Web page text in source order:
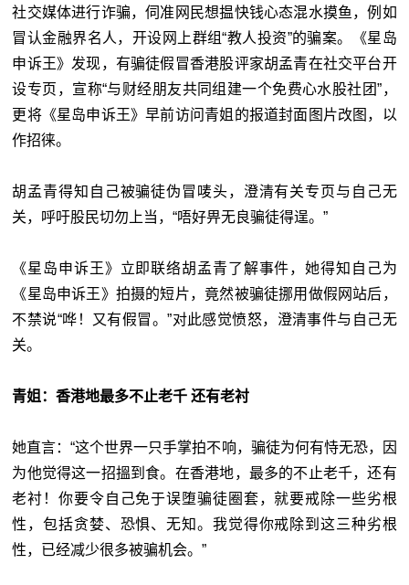
社交媒体进行诈骗，伺准网民想揾快钱心态混水摸鱼，例如
冒认金融界名人，开设网上群组“教人投资”的骗案。《星岛
申诉王》发现，有骗徒假冒香港股评家胡孟青在社交平台开
设专页，宣称“与财经朋友共同组建一个免费心水股社团”，
更将《星岛申诉王》早前访问青姐的报道封面图片改图，以
作招徕。
胡孟青得知自己被骗徒伪冒唛头，澄清有关专页与自己无
关，呼吁股民切勿上当，“唔好畀无良骗徒得逞。”
《星岛申诉王》立即联络胡孟青了解事件，她得知自己为
《星岛申诉王》拍摄的短片，竟然被骗徒挪用做假网站后，
不禁说“哗！又有假冒。”对此感觉愤怒，澄清事件与自己无
关。
青姐：香港地最多不止老千 还有老衬
她直言：“这个世界一只手掌拍不响，骗徒为何有恃无恐，因
为他觉得这一招搵到食。在香港地，最多的不止老千，还有
老衬！你要令自己免于误堕骗徒圈套，就要戒除一些劣根
性，包括贪婪、恐惧、无知。我觉得你戒除到这三种劣根
性，已经减少很多被骗机会。”